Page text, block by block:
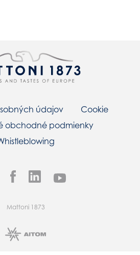
údajov
Cookie
obchodné podmienky
Mattoni 1873